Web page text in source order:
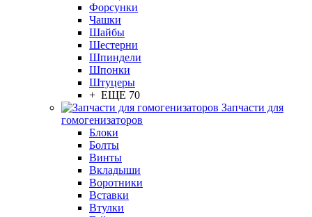
Форсунки
Чашки
Шайбы
Шестерни
Шпиндели
Шпонки
Штуцеры
+ ЕЩЕ 70
Запчасти для
гомогенизаторов
Блоки
Болты
Винты
Вкладыши
Воротники
Вставки
Втулки